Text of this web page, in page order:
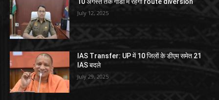
July 12, 2025
IAS Transfer: UP में 10 जिलों के डीएम समेत 21
IAS बदले
July 29, 2025